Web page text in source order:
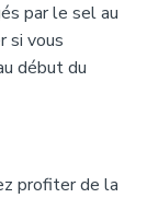
par le sel au
si vous
début du
profiter de la